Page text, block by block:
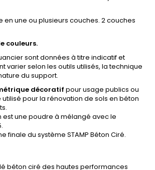
en une ou plusieurs couches. 2 couches
couleurs.
sont données à titre indicatif et
varier selon les outils utilisés, la technique
du support.
décoratif pour usage publics ou
utilisé pour la rénovation de sols en béton
est une poudre à mélangé avec le
finale du système STAMP Béton Ciré.
béton ciré des hautes performances